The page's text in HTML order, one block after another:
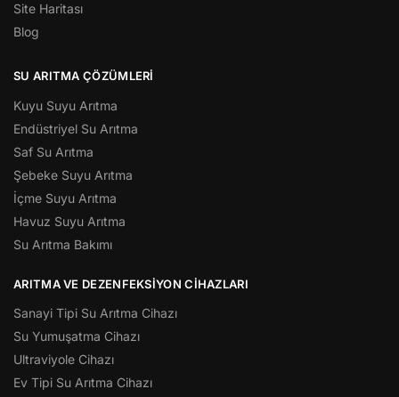
Site Haritası
Blog
SU ARITMA ÇÖZÜMLERI
Kuyu Suyu Arıtma
Endüstriyel Su Arıtma
Saf Su Arıtma
Şebeke Suyu Arıtma
İçme Suyu Arıtma
Havuz Suyu Arıtma
Su Arıtma Bakımı
ARITMA VE DEZENFEKSIYON CIHAZLARI
Sanayi Tipi Su Arıtma Cihazı
Su Yumuşatma Cihazı
Ultraviyole Cihazı
Ev Tipi Su Arıtma Cihazı